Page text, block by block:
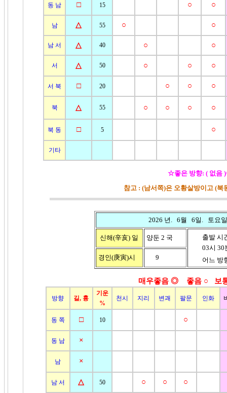
동 남 □ 15 ○ ○
남 △ 55 ○ ○
남 서 △ 40 ○ ○
서 △ 50 ○ ○ ○
서 북 □ 20 ○ ○ ○
북 △ 55 ○ ○ ○ ○
북 동 □ 5 ○
기타
☆좋은 방향: ( 없음
참고 : (남서쪽)은 오황살방이고 (
2026 년. 6월 6일. 토요일
신해(辛亥) 일 양둔 2 국
출발 시
03시 30분
어느 방향
경인(庚寅)시 9
매우좋음 ◎ 좋음 ○ 보
방향 길, 흉
기운
%
천시 지리 변괘 팔문 인화
동 쪽 □ 10 ○
동 남 ×
남 ×
남 서 △ 50 ○ ○ ○